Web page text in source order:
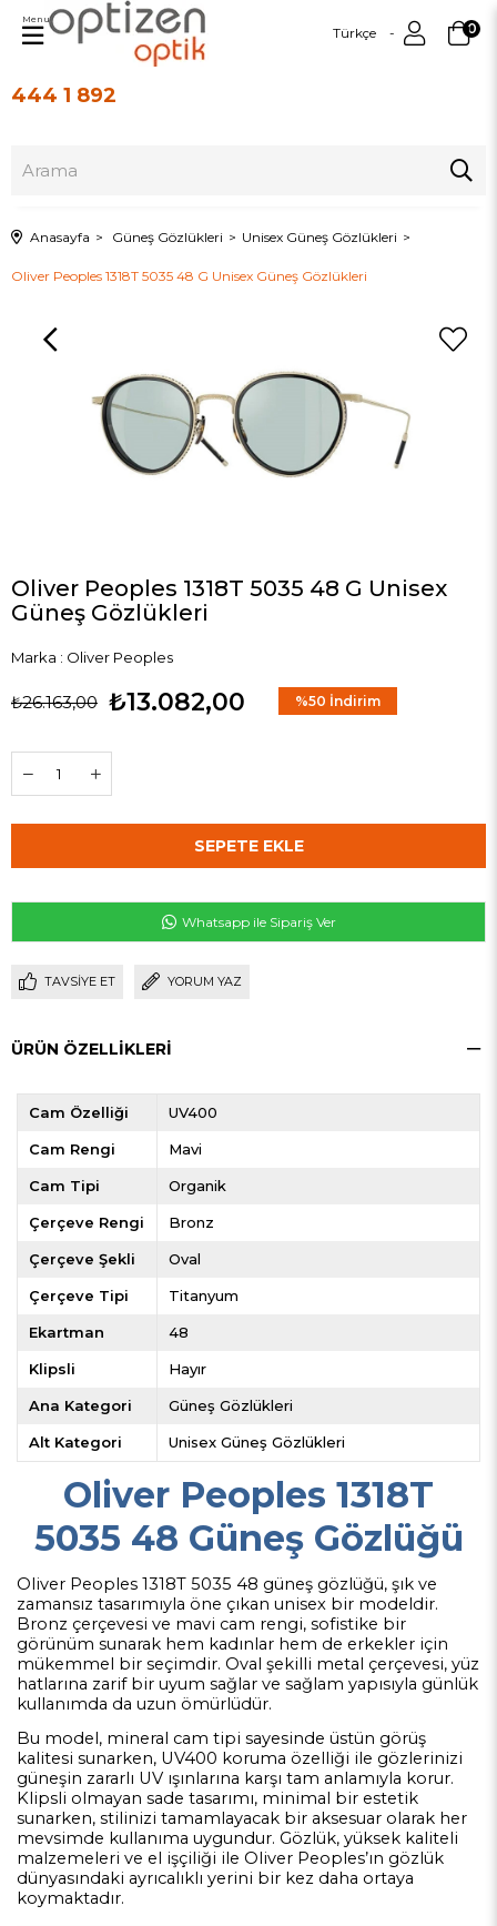
444 1 892
Türkçe 0
Menu
Anasayfa Güneş Gözlükleri Unisex Güneş Gözlükleri
Oliver Peoples 1318T 5035 48 G Unisex Güneş Gözlükleri
Oliver Peoples 1318T 5035 48 G Unisex
Güneş Gözlükleri
Marka : Oliver Peoples
₺26.163,00 ₺13.082,00 %50 İndirim
Whatsapp ile Sipariş Ver
TAVSIYE ET YORUM YAZ
ÜRÜN ÖZELLIKLERI
Cam Özelliği UV400
Cam Rengi Mavi
Cam Tipi Organik
Çerçeve Rengi Bronz
Çerçeve Şekli Oval
Çerçeve Tipi Titanyum
Ekartman 48
Klipsli Hayır
Ana Kategori Güneş Gözlükleri
Alt Kategori Unisex Güneş Gözlükleri
Oliver Peoples 1318T
5035 48 Güneş Gözlüğü
Oliver Peoples 1318T 5035 48 güneş gözlüğü, şık ve
zamansız tasarımıyla öne çıkan unisex bir modeldir.
Bronz çerçevesi ve mavi cam rengi, sofistike bir
görünüm sunarak hem kadınlar hem de erkekler için
mükemmel bir seçimdir. Oval şekilli metal çerçevesi, yüz
hatlarına zarif bir uyum sağlar ve sağlam yapısıyla günlük
kullanımda da uzun ömürlüdür.
Bu model, mineral cam tipi sayesinde üstün görüş
kalitesi sunarken, UV400 koruma özelliği ile gözlerinizi
güneşin zararlı UV ışınlarına karşı tam anlamıyla korur.
Klipsli olmayan sade tasarımı, minimal bir estetik
sunarken, stilinizi tamamlayacak bir aksesuar olarak her
mevsimde kullanıma uygundur. Gözlük, yüksek kaliteli
malzemeleri ve el işçiliği ile Oliver Peoples’ın gözlük
dünyasındaki ayrıcalıklı yerini bir kez daha ortaya
koymaktadır.